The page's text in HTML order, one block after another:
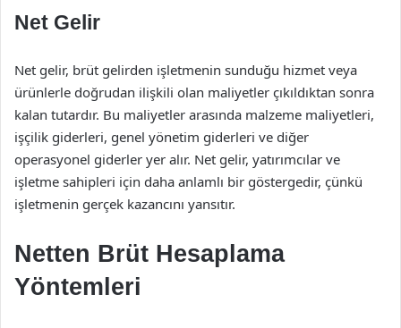
Net Gelir
Net gelir, brüt gelirden işletmenin sunduğu hizmet veya
ürünlerle doğrudan ilişkili olan maliyetler çıkıldıktan sonra
kalan tutardır. Bu maliyetler arasında malzeme maliyetleri,
işçilik giderleri, genel yönetim giderleri ve diğer
operasyonel giderler yer alır. Net gelir, yatırımcılar ve
işletme sahipleri için daha anlamlı bir göstergedir, çünkü
işletmenin gerçek kazancını yansıtır.
Netten Brüt Hesaplama
Yöntemleri